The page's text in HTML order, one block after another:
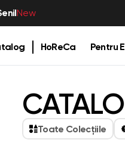
New
HoReCa Pentru
Toate Colecțiile